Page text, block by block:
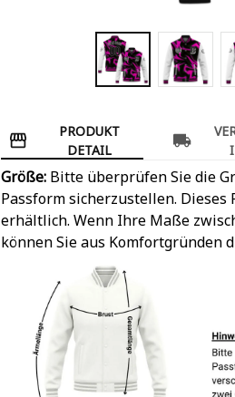
PRODUKT
DETAIL
Größe: Bitte überprüfen Sie die
Passform sicherzustellen.
erhältlich. Wenn Ihre Maße
können Sie aus Komfortgründen